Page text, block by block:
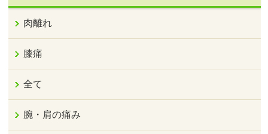
肉離れ
膝痛
全て
腕・肩の痛み